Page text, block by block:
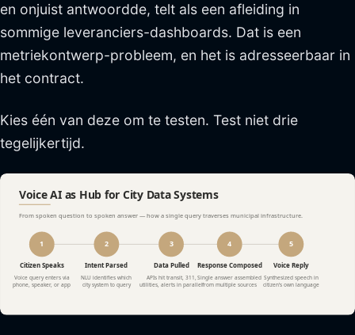
en onjuist antwoordde, telt als een afleiding in
sommige leveranciers-dashboards. Dat is een
metriekontwerp-probleem, en het is adresseerbaar in
het contract.
Kies één van deze om te testen. Test niet drie
tegelijkertijd.